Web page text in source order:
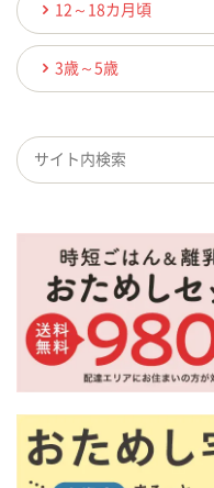
12～18カ月頃
3歳～5歳
検索キーワード入力